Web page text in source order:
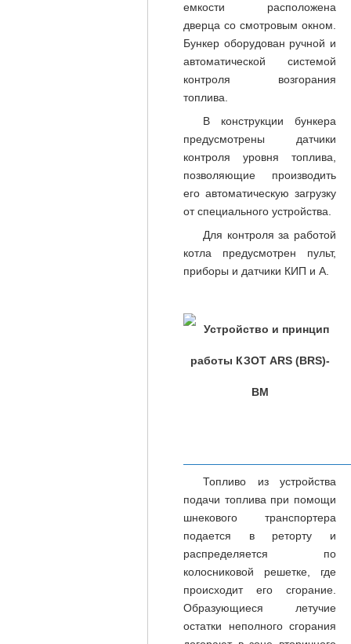
емкости расположена
дверца со смотровым окном.
Бункер оборудован ручной и
автоматической системой
контроля возгорания
топлива.
В конструкции бункера
предусмотрены датчики
контроля уровня топлива,
позволяющие производить
его автоматическую загрузку
от специального устройства.
Для контроля за работой
котла предусмотрен пульт,
приборы и датчики КИП и А.
Топливо из устройства
подачи топлива при помощи
шнекового транспортера
подается в реторту и
распределяется по
колосниковой решетке, где
происходит его сгорание.
Образующиеся летучие
остатки неполного сгорания